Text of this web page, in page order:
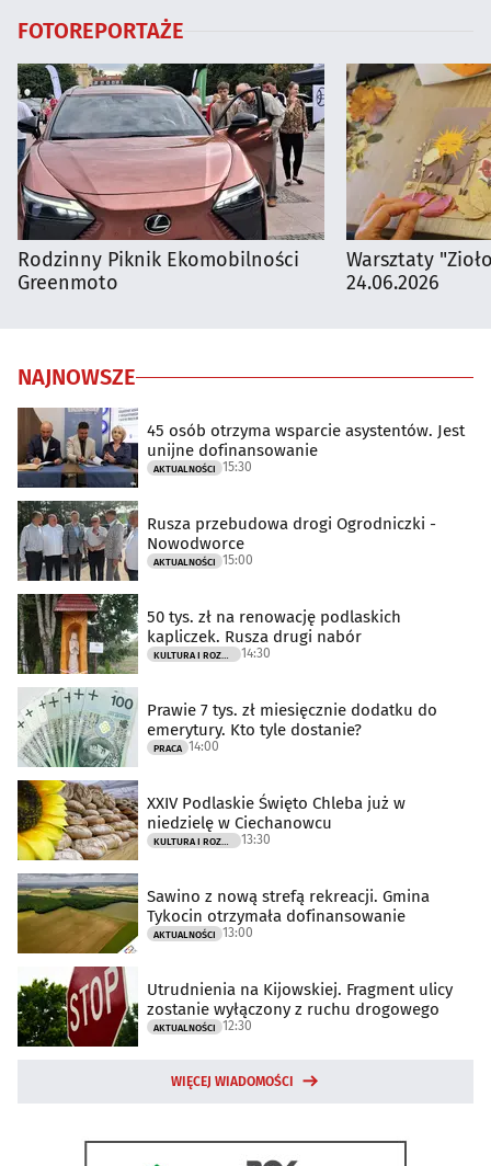
FOTOREPORTAŻE
Rodzinny Piknik Ekomobilności
Greenmoto
Warsztaty
24.06.2026
NAJNOWSZE
45 osób otrzyma wsparcie asystentów. Jest
unijne dofinansowanie
AKTUALNOŚCI 15:30
Rusza przebudowa drogi Ogrodniczki -
Nowodworce
AKTUALNOŚCI 15:00
50 tys. zł na renowację podlaskich
kapliczek. Rusza drugi nabór
14:30
Prawie 7 tys. zł miesięcznie dodatku do
emerytury. Kto tyle dostanie?
PRACA 14:00
XXIV Podlaskie Święto Chleba już w
niedzielę w Ciechanowcu
13:30
Sawino z nową strefą rekreacji. Gmina
Tykocin otrzymała dofinansowanie
AKTUALNOŚCI 13:00
Utrudnienia na Kijowskiej. Fragment ulicy
zostanie wyłączony z ruchu drogowego
AKTUALNOŚCI 12:30
WIĘCEJ WIADOMOŚCI